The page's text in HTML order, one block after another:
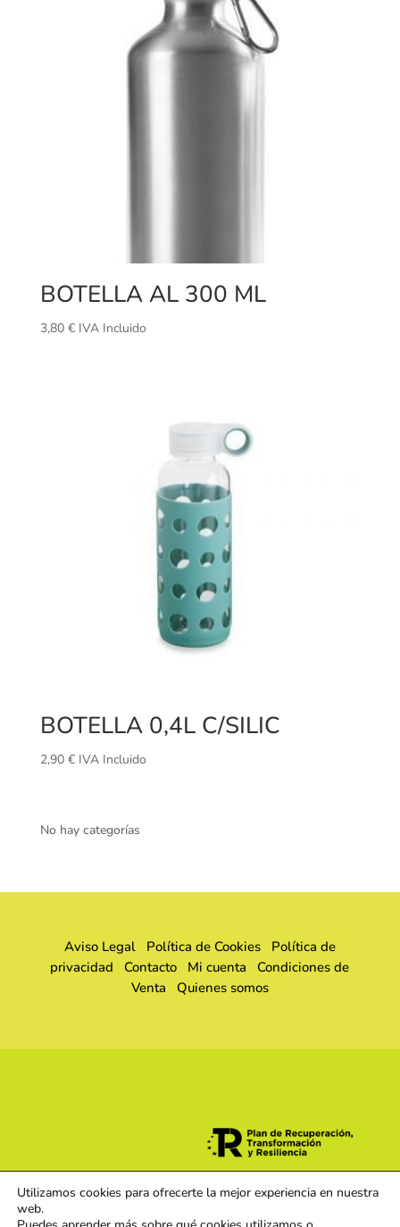
BOTELLA AL 300 ML
3,80 € IVA Incluido
BOTELLA 0,4L C/SILIC
2,90 € IVA Incluido
No hay categorías
Aviso Legal Política de Cookies
Política de
privacidad
Contacto Mi cuenta
Condiciones de
Venta Quienes somos
Utilizamos cookies para ofrecerte la mejor experiencia en nuestra
web.